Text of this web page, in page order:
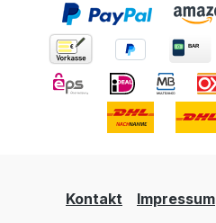
Kontakt Impressum